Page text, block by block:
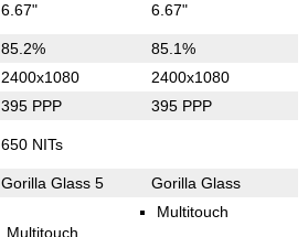
6.67" 6.67"
85.2% 85.1%
2400x1080 2400x1080
395 PPP 395 PPP
650 NITs
Gorilla Glass 5 Gorilla Glass
Multitouch
Multitouch